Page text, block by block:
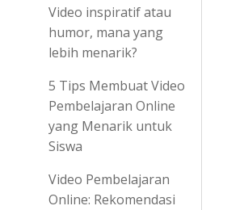
Video inspiratif atau
humor, mana yang
lebih menarik?
5 Tips Membuat Video
Pembelajaran Online
yang Menarik untuk
Siswa
Video Pembelajaran
Online: Rekomendasi